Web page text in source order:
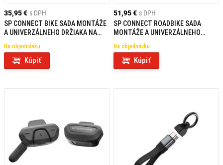
35,95 € s DPH
SP CONNECT BIKE SADA MONTÁŽE
A UNIVERZÁLNEHO DRŽIAKA NA
Na objednávku
Kúpiť
51,95 € s DPH
SP CONNECT ROADBIKE SADA
MONTÁŽE A UNIVERZÁLNEHO
Na objednávku
Kúpiť